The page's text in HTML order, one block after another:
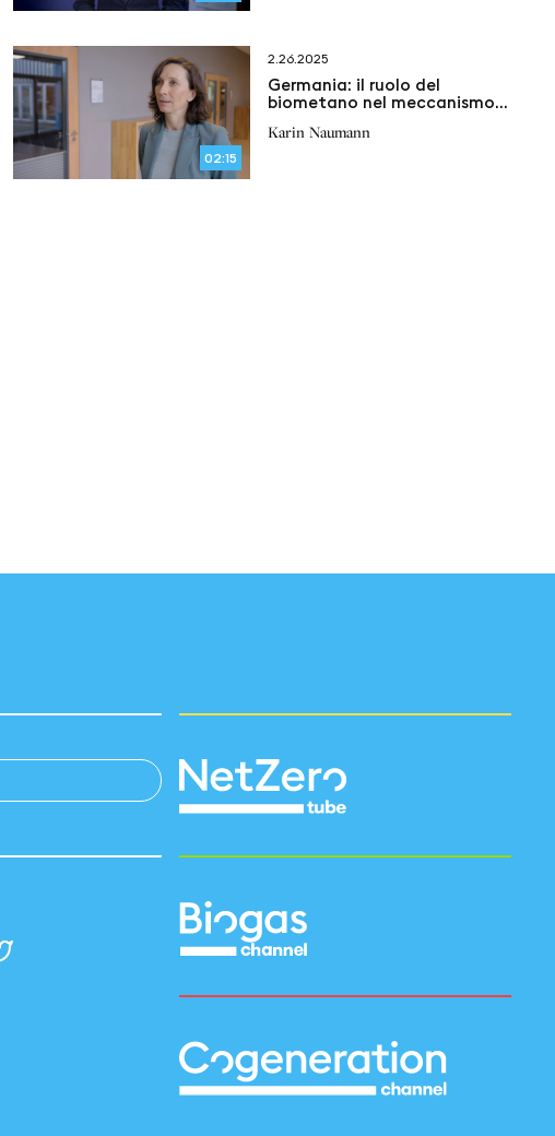
02:15
2.26.2025
Germania: il ruolo del
biometano nel meccanismo
Karin Naumann